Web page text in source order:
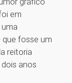
em
uma
que fosse um
reitoria
anos